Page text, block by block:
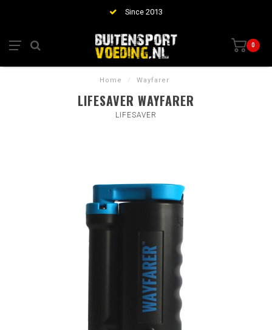
Since 2013
0
Home / Wayfarer
LIFESAVER WAYFARER
LIFESAVER